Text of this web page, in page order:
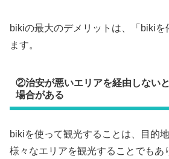
bikiの最大のデメリットは、「bikiを
ます。
②治安が悪いエリアを経由しない
場合がある
bikiを使って観光することは、目的
様々なエリアを観光することでもあ